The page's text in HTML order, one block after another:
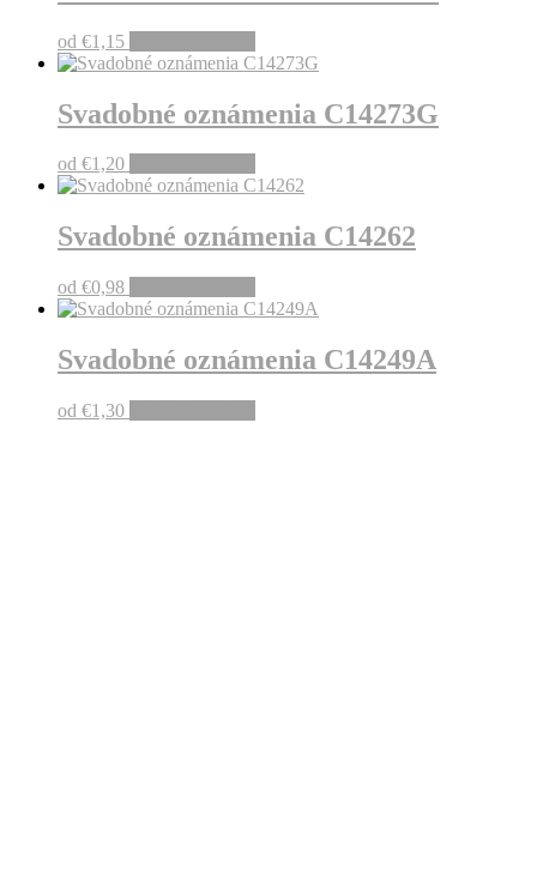
od €1,15
Svadobné oznámenia C14273G
od €1,20
Svadobné oznámenia C14262
od €0,98
Svadobné oznámenia C14249A
od €1,30